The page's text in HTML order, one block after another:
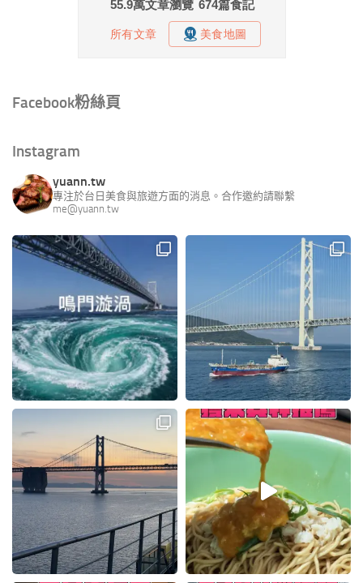
Facebook粉絲頁
Instagram
yuann.tw
專注於台日美食與旅遊方面的消息。合作邀約請聯繫
me@yuann.tw